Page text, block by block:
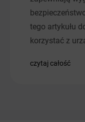
tego artykułu
korzystać z
czytaj całość